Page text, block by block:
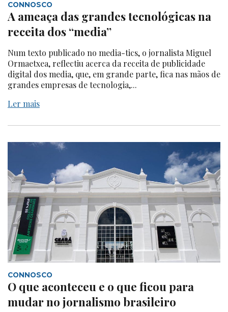
CONNOSCO
A ameaça das grandes tecnológicas na
receita dos “media”
Num texto publicado no media-tics, o jornalista Miguel
Ormaetxea, reflectiu acerca da receita de publicidade
digital dos media, que, em grande parte, fica nas mãos de
grandes empresas de tecnologia,...
Ler mais
CONNOSCO
O que aconteceu e o que ficou para
mudar no jornalismo brasileiro